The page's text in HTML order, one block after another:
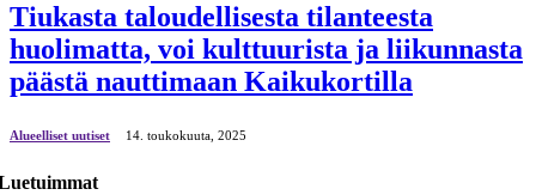
Tiukasta taloudellisesta tilanteesta
huolimatta, voi kulttuurista ja liikunnasta
päästä nauttimaan Kaikukortilla
Alueelliset uutiset 14. toukokuuta, 2025